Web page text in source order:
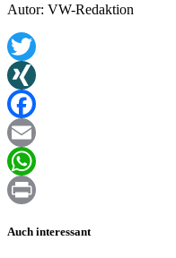
Autor: VW-Redaktion
Twitter
XING
Facebook
Email
WhatsApp
Auch interessant